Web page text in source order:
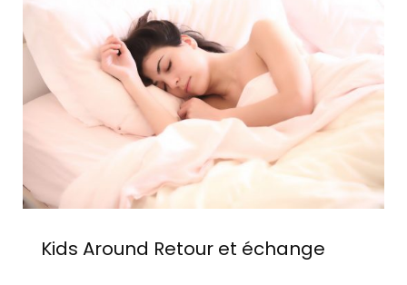
Kids Around Retour et échange